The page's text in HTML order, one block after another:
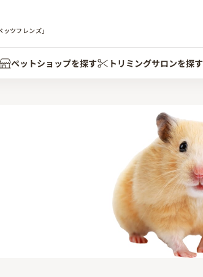
ツフレンズ」
ペットショップを探す トリミングサロンを探す